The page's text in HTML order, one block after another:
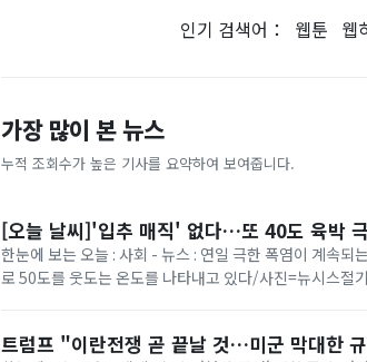
인기 검색어： 웹툰 웹
가장 많이 본 뉴스
누적 조회수가 높은 기사를 요약하여 보여줍니다.
[오늘 날씨]'입추 매직' 없다…또 40도 육박
한눈에 보는 오늘 : 사회 - 뉴스 : 연일 극한 폭염이 계속
로 50도를 웃도는 온도를 나타내고 있다/사진=뉴시스절
트럼프 "이란전쟁 곧 끝날 것…미군 막대한